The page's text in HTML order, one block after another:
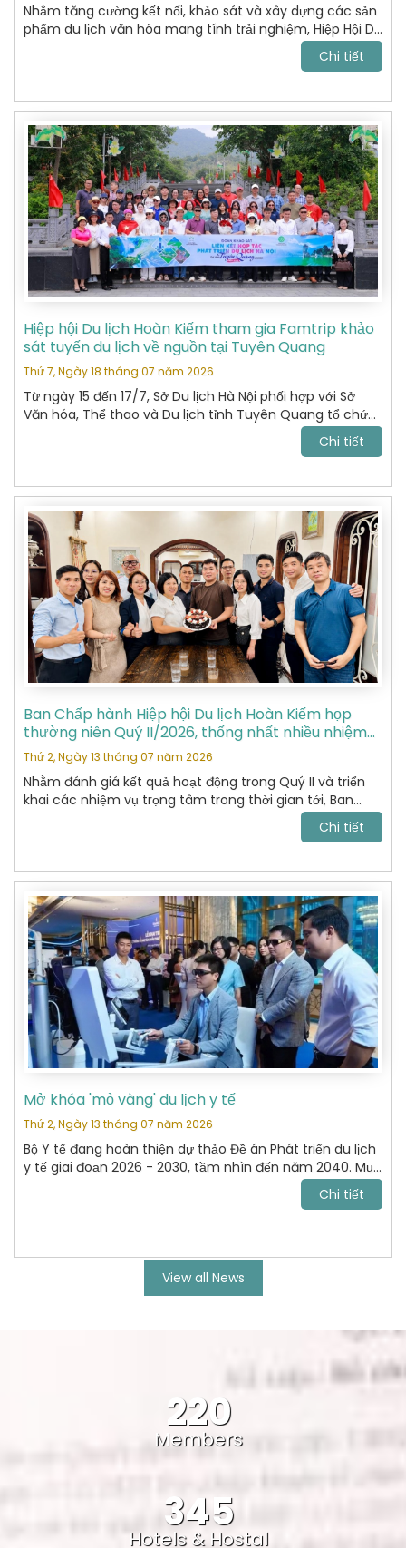
Nhằm tăng cường kết nối, khảo sát và xây dựng các sản
phẩm du lịch văn hóa mang tính trải nghiệm, Hiệp Hội Du
Lịch Hoàn Kiếm đã tham gia chương trình khảo sát thực
tế tại Làng Văn hóa – Du lịch các Dân tộc Việt Nam do
Chi tiết
Hiệp hội Du lịch Hoàn Kiếm tham gia Famtrip khảo
sát tuyến du lịch về nguồn tại Tuyên Quang
Thứ 7, Ngày 18 tháng 07 năm 2026
Từ ngày 15 đến 17/7, Sở Du lịch Hà Nội phối hợp với Sở
Văn hóa, Thể thao và Du lịch tỉnh Tuyên Quang tổ chức
chương trình khảo sát, xây dựng và kết nối các sản
Chi tiết
Ban Chấp hành Hiệp hội Du lịch Hoàn Kiếm họp
thường niên Quý II/2026, thống nhất nhiều nhiệm
vụ trọng tâm
Thứ 2, Ngày 13 tháng 07 năm 2026
Nhằm đánh giá kết quả hoạt động trong Quý II và triển
khai các nhiệm vụ trọng tâm trong thời gian tới, Ban
Chấp hành Hiệp hội Du lịch Hoàn Kiếm đã tổ chức cuộc
họp thường niên Quý II năm 2026 với sự tham dự của
môn.
Chi tiết
Mở khóa 'mỏ vàng' du lịch y tế
Thứ 2, Ngày 13 tháng 07 năm 2026
Bộ Y tế đang hoàn thiện dự thảo Đề án Phát triển du lịch
y tế giai đoạn 2026 - 2030, tầm nhìn đến năm 2040. Mục
tiêu tới năm 2030, VN trở thành điểm đến chăm sóc sức
khỏe uy tín, cạnh tranh trong khu vực Đông Nam Á và
Chi tiết
View all News
220
Members
345
Hotels & Hostal